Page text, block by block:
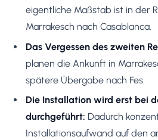
eigentliche Maßstab ist in der
Marrakesch nach Casablanca.
Das Vergessen des zweiten
planen die Ankunft in
spätere Übergabe nach Fes.
Die Installation wird erst bei
durchgeführt: Dadurch
Installationsaufwand auf den